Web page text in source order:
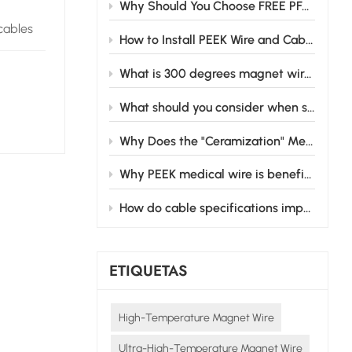
Why Should You Choose FREE PFAS CABLE for Your Business Needs?
How to Install PEEK Wire and Cable Safely in Industrial Settings
What is 300 degrees magnet wire and its main applications
What should you consider when selecting medical wire cable for your medical equipment?
Why Does the "Ceramization" Mechanism of Silicone Rubber Matter for Industrial Safety?
Why PEEK medical wire is beneficial in medical devices
How do cable specifications impact hybrid electric vehicle performance?
ETIQUETAS
High-Temperature Magnet Wire
Ultra-High-Temperature Magnet Wire